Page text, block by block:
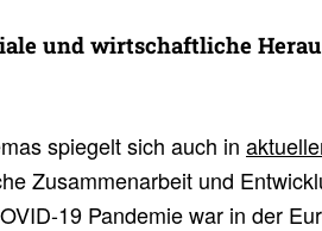
und wirt­schaft­liche
spiegelt sich auch in
Zusammenarbeit und
19 Pandemie war in der